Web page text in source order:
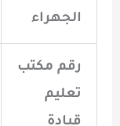
الجهراء
رقم مكتب
تعليم
قيادة